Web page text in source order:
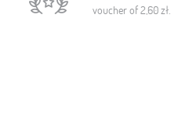
voucher of2,60 zł.